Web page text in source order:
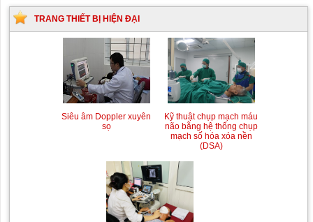
TRANG THIẾT BỊ HIỆN ĐẠI
Siêu âm Doppler xuyên
sọ
Kỹ thuật chụp mạch máu
não bằng hệ thống chụp
mạch số hóa xóa nền
(DSA)